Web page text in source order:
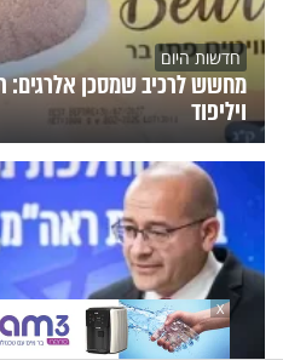
חדשות היום
מחשש לרכיב שמסכן אלרגים:
ויליפוד
X